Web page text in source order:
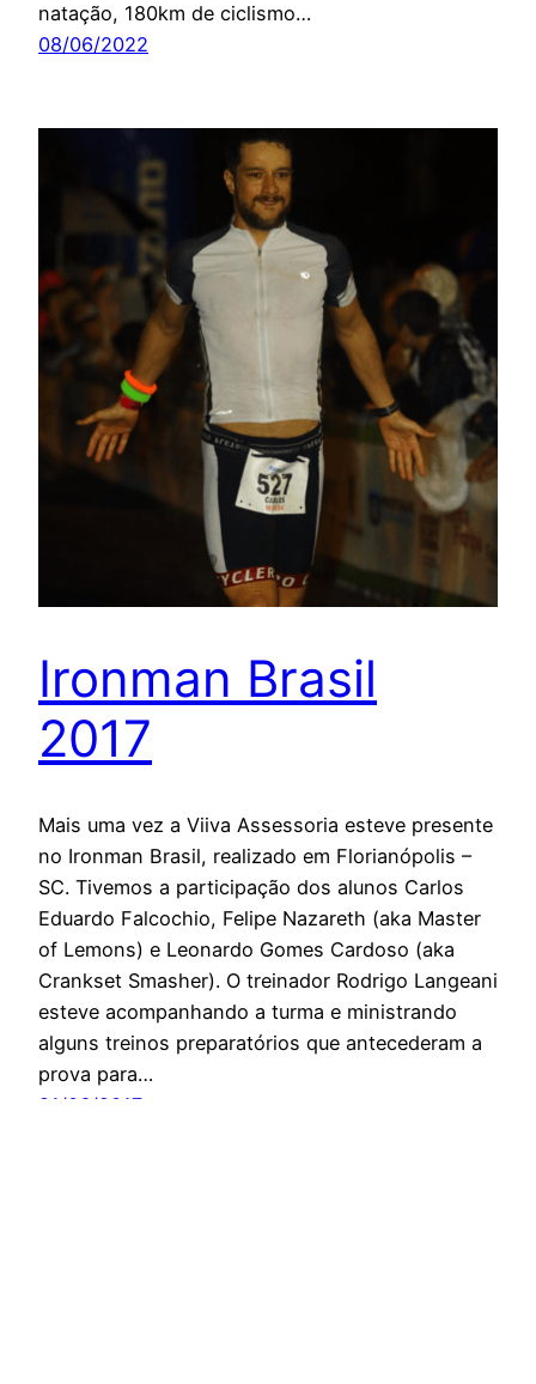
natação, 180km de ciclismo…
08/06/2022
Ironman Brasil
2017
Mais uma vez a Viiva Assessoria esteve presente
no Ironman Brasil, realizado em Florianópolis –
SC. Tivemos a participação dos alunos Carlos
Eduardo Falcochio, Felipe Nazareth (aka Master
of Lemons) e Leonardo Gomes Cardoso (aka
Crankset Smasher). O treinador Rodrigo Langeani
esteve acompanhando a turma e ministrando
alguns treinos preparatórios que antecederam a
prova para…
21/06/2017